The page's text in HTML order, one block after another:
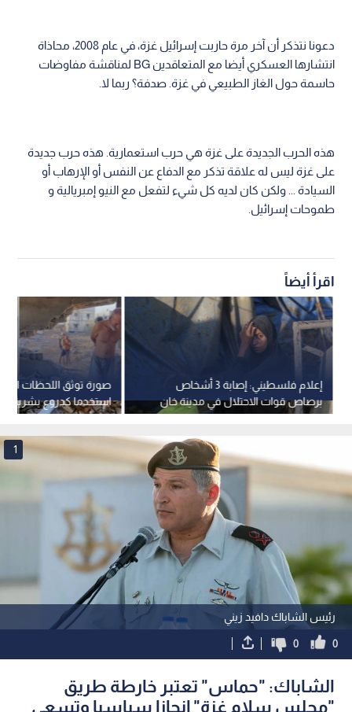
دعونا نتذكر أن آخر مرة حاربت إسرائيل غزة، في عام 2008، محاذاة
انتشارها العسكري أيضا مع المتعاقدين BG لمناقشة مفاوضات
حاسمة حول الغاز الطبيعي في غزة. صدفة؟ ربما لا.
هذه الحرب الجديدة على غزة هي حرب استعمارية. هذه حرب جديدة
على غزة ليس له علاقة تذكر مع الدفاع عن النفس أو الإرهاب أو
السيادة ... ولكن كان لديه كل شيء لتفعل مع النيو إمبريالية و
طموحات إسرائيل.
اقرأ أيضاً
صورة توثق اللحظات
استخدما كدروع بشرية
بغزة
إعلام فلسطيني: إصابة 3 أشخاص
برصاص قوات الاحتلال في مدينة خان
يونس جنوب قطاع غزة
رئيس الشاباك دافيد زيني
1
0
0
الشاباك: "حماس" تعتبر خارطة طريق
"مجلس سلام غزة" إنجازا سياسيا وتسعى